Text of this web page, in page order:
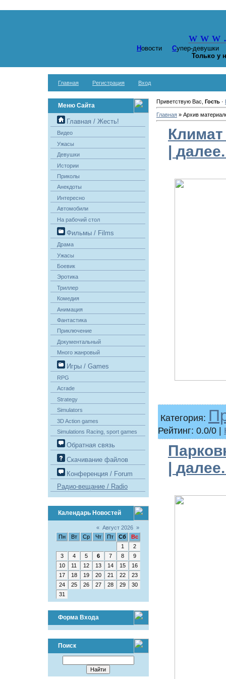
w w w
Новости Супер-
Только у
Главная Регистрация Вход
Меню Сайта
Главная / Жесть!
Видео
Ужасы
Девушки
Истории
Приколы
Анекдоты
Интересно
Автомобили
На рабочий стол
Фильмы / Films
Драма
Ужасы
Боевик
Эротика
Триллер
Комедия
Анимация
Фантастика
Приключение
Документальный
Много жанровый
Игры / Games
RPG
Acrade
Strategy
Simulators
3D Action games
Simulations Racing, sport games
Обратная связь
Скачивание файлов
Конференция / Forum
Радио-вещание / Radio
Календарь Новостей
« Август 2026 »
Пн
Вт Ср Чт Пт Сб
Вс
1
2
3
4 5 6 7 8
9
10
11 12 13 14 15
16
17
18 19 20 21 22
23
24
25 26 27 28 29
30
31
Форма Входа
Поиск
Приветствую Вас, Гость·
Главная» Архив
Климат
Категория:
Рейтинг: 0.0/0 |